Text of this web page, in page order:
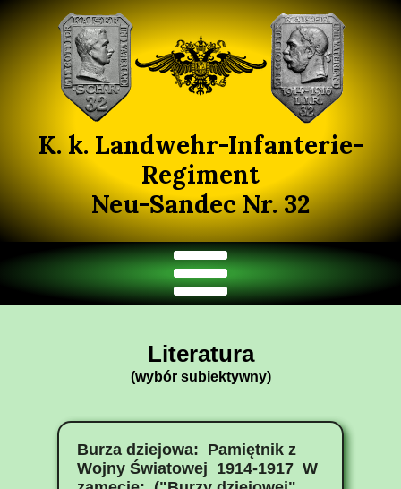
Literatura
(wybór subiektywny)
K. k. Landwehr-Infanterie-
Regiment
Neu-Sandec Nr. 32
Burza dziejowa: Pamiętnik z
Wojny Światowej 1914-1917 W